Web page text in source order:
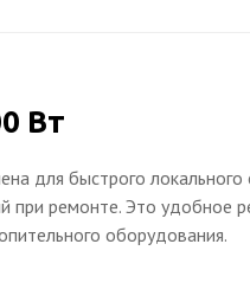
Вт
для быстрого
при ремонте. Это удобное
оборудования.